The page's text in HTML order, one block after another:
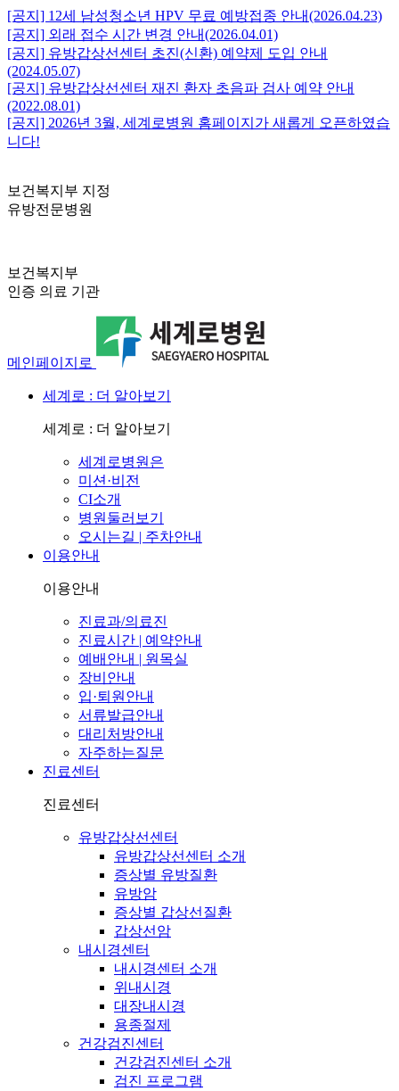
[공지] 12세 남성청소년 HPV 무료 예방접종 안내(2026.04.23)
[공지] 외래 접수 시간 변경 안내(2026.04.01)
[공지] 유방갑상선센터 초진(신환) 예약제 도입 안내
(2024.05.07)
[공지] 유방갑상선센터 재진 환자 초음파 검사 예약 안내
(2022.08.01)
[공지] 2026년 3월, 세계로병원 홈페이지가 새롭게 오픈하였습
니다!
보건복지부 지정
유방전문병원
보건복지부
인증 의료 기관
메인페이지로
세계로 : 더 알아보기
세계로 : 더 알아보기
세계로병원은
미션·비전
CI소개
병원둘러보기
오시는길 | 주차안내
이용안내
이용안내
진료과/의료진
진료시간 | 예약안내
예배안내 | 원목실
장비안내
입·퇴원안내
서류발급안내
대리처방안내
자주하는질문
진료센터
진료센터
유방갑상선센터
유방갑상선센터 소개
증상별 유방질환
유방암
증상별 갑상선질환
갑상선암
내시경센터
내시경센터 소개
위내시경
대장내시경
용종절제
건강검진센터
건강검진센터 소개
검진 프로그램